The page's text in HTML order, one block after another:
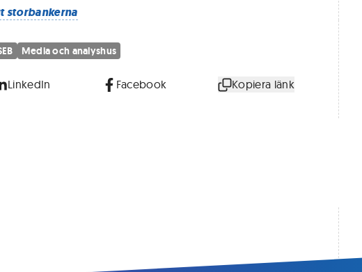
storbankerna
Media och analyshus
LinkedIn Facebook Kopiera länk